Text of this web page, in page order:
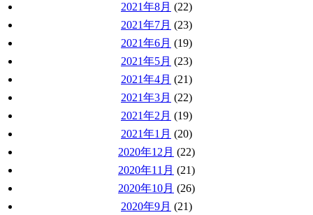
2021年8月 (22)
2021年7月 (23)
2021年6月 (19)
2021年5月 (23)
2021年4月 (21)
2021年3月 (22)
2021年2月 (19)
2021年1月 (20)
2020年12月 (22)
2020年11月 (21)
2020年10月 (26)
2020年9月 (21)